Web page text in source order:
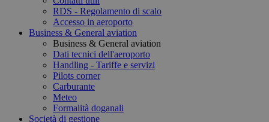
RDS - Regolamento di scalo
Accesso in aeroporto
Business & General aviation
Business & General aviation
Dati tecnici dell'aeroporto
Handling - Tariffe e servizi
Pilots corner
Carburante
Meteo
Formalità doganali
Società di gestione